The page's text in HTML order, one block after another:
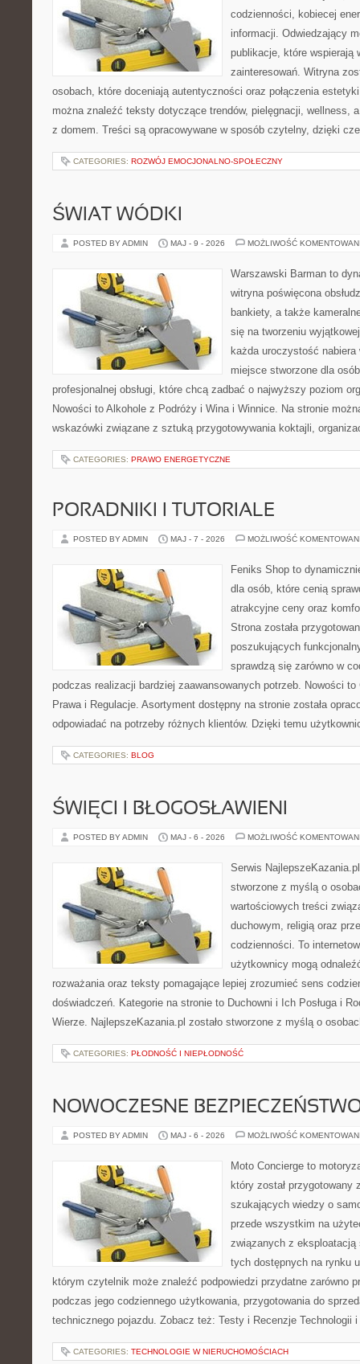
codzienności, kobiecej
informacji. Odwiedzający
publikacje, które wspierają
zainteresowań. Witryna
osobach, które doceniają autentyczności oraz połączenia
można znaleźć teksty dotyczące trendów, pielęgnacji, wellness,
z domem. Treści są opracowywane w sposób czytelny, dzięki
CATEGORIES: ROZWÓJ EMOCJONALNO-SPOŁECZNY
ŚWIAT WÓDKI
POSTED BY ADMIN MAJ - 9 - 2026 MOŻLIWOŚĆ
Warszawski Barman to
witryna poświęcona
bankiety, a także
się na tworzeniu
każda uroczystość
miejsce stworzone dla
profesjonalnej obsługi, które chcą zadbać o najwyższy poziom
Nowości to Alkohole z Podróży i Wina i Winnice. Na stronie
wskazówki związane z sztuką przygotowywania koktajli,
CATEGORIES: PRAWO ENERGETYCZNE
PORADNIKI I TUTORIALE
POSTED BY ADMIN MAJ - 7 - 2026 MOŻLIWOŚĆ
Feniks Shop to
dla osób, które cenią
atrakcyjne ceny oraz
Strona została
poszukujących
sprawdzą się zarówno w
podczas realizacji bardziej zaawansowanych potrzeb. Nowości
Prawa i Regulacje. Asortyment dostępny na stronie została
odpowiadać na potrzeby różnych klientów. Dzięki temu
CATEGORIES: BLOG
ŚWIĘCI I BŁOGOSŁAWIENI
POSTED BY ADMIN MAJ - 6 - 2026 MOŻLIWOŚĆ
Serwis
stworzone z myślą o
wartościowych treści
duchowym, religią oraz
codzienności. To
użytkownicy mogą
rozważania oraz teksty pomagające lepiej zrozumieć sens
doświadczeń. Kategorie na stronie to Duchowni i Ich Posługa i
Wierze. NajlepszeKazania.pl zostało stworzone z myślą o
CATEGORIES: PŁODNOŚĆ I NIEPŁODNOŚĆ
NOWOCZESNE
POSTED BY ADMIN MAJ - 6 - 2026 MOŻLIWOŚĆ
Moto Concierge to
który został przygotowany
szukających wiedzy o
przede wszystkim na
związanych z eksploatacją
tych dostępnych na rynku
którym czytelnik może znaleźć podpowiedzi przydatne zarówno
podczas jego codziennego użytkowania, przygotowania do
technicznego pojazdu. Zobacz też: Testy i Recenzje
CATEGORIES: TECHNOLOGIE W NIERUCHOMOŚCIACH